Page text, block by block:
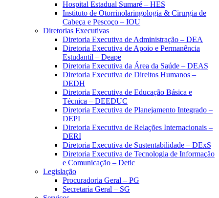
Hospital Estadual Sumaré – HES
Instituto de Otorrinolaringologia & Cirurgia de
Cabeça e Pescoço – IOU
Diretorias Executivas
Diretoria Executiva de Administração – DEA
Diretoria Executiva de Apoio e Permanência
Estudantil – Deape
Diretoria Executiva da Área da Saúde – DEAS
Diretoria Executiva de Direitos Humanos –
DEDH
Diretoria Executiva de Educação Básica e
Técnica – DEEDUC
Diretoria Executiva de Planejamento Integrado –
DEPI
Diretoria Executiva de Relações Internacionais –
DERI
Diretoria Executiva de Sustentabilidade – DExS
Diretoria Executiva de Tecnologia de Informação
e Comunicação – Detic
Legislação
Procuradoria Geral – PG
Secretaria Geral – SG